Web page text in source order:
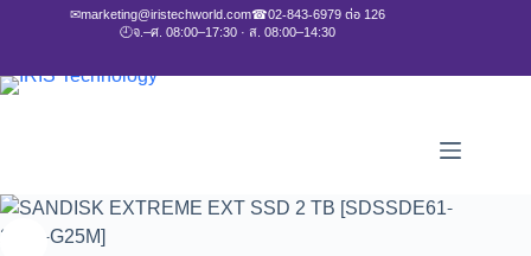
✉marketing@iristechworld.com☎02-843-6979 ต่อ 126
🕘จ.–ศ. 08:00–17:30 · ส. 08:00–14:30